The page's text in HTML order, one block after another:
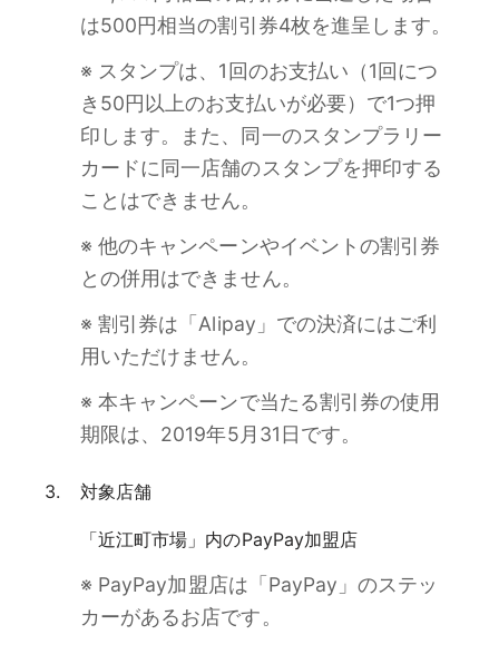
は500円相当の割引券4枚を進呈します。
※ スタンプは、1回のお支払い（1回につ
き50円以上のお支払いが必要）で1つ押
印します。また、同一のスタンプラリー
カードに同一店舗のスタンプを押印する
ことはできません。
※ 他のキャンペーンやイベントの割引券
との併用はできません。
※ 割引券は「Alipay」での決済にはご利
用いただけません。
※ 本キャンペーンで当たる割引券の使用
期限は、2019年5月31日です。
対象店舗
「近江町市場」内のPayPay加盟店
※ PayPay加盟店は「PayPay」のステッ
カーがあるお店です。